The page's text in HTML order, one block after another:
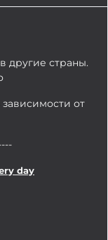
другие страны.
от
day